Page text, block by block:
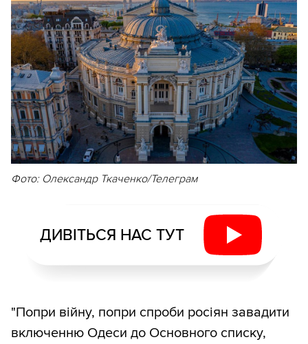
Фото: Олександр Ткаченко/Телеграм
ДИВІТЬСЯ НАС ТУТ
"Попри війну, попри спроби росіян завадити
включенню Одеси до Основного списку,